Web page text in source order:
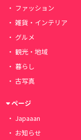
ファッション
雑貨・インテリア
グルメ
観光・地域
暮らし
古写真
ページ
Japaaan
お知らせ